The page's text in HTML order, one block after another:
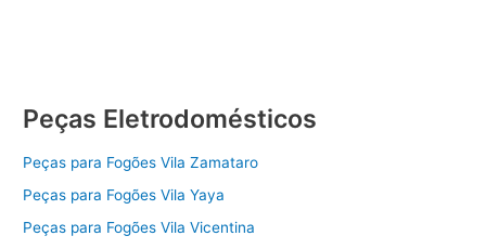
Peças Eletrodomésticos
Peças para Fogões Vila Zamataro
Peças para Fogões Vila Yaya
Peças para Fogões Vila Vicentina